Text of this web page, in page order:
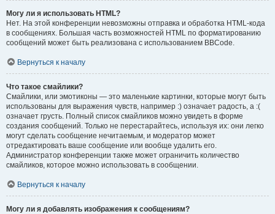
Могу ли я использовать HTML?
Нет. На этой конференции невозможны отправка и обработка HTML-кода
в сообщениях. Большая часть возможностей HTML по форматированию
сообщений может быть реализована с использованием BBCode.
Вернуться к началу
Что такое смайлики?
Смайлики, или эмотиконы — это маленькие картинки, которые могут быть
использованы для выражения чувств, например :) означает радость, а :(
означает грусть. Полный список смайликов можно увидеть в форме
создания сообщений. Только не перестарайтесь, используя их: они легко
могут сделать сообщение нечитаемым, и модератор может
отредактировать ваше сообщение или вообще удалить его.
Администратор конференции также может ограничить количество
смайликов, которое можно использовать в сообщении.
Вернуться к началу
Могу ли я добавлять изображения к сообщениям?